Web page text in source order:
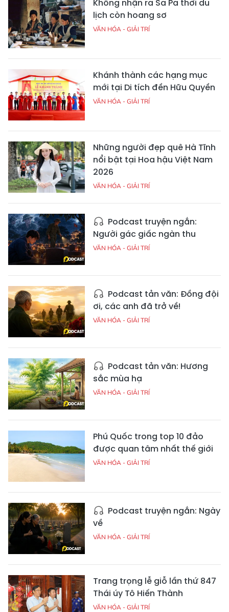
Không nhận ra Sa Pa thời du
lịch còn hoang sơ
VĂN HÓA - GIẢI TRÍ
Khánh thành các hạng mục
mới tại Di tích đền Hữu Quyền
VĂN HÓA - GIẢI TRÍ
Những người đẹp quê Hà Tĩnh
nổi bật tại Hoa hậu Việt Nam
2026
VĂN HÓA - GIẢI TRÍ
Podcast truyện ngắn:
Người gác giấc ngàn thu
VĂN HÓA - GIẢI TRÍ
Podcast tản văn: Đồng đội
ơi, các anh đã trở về!
VĂN HÓA - GIẢI TRÍ
Podcast tản văn: Hương
sắc mùa hạ
VĂN HÓA - GIẢI TRÍ
Phú Quốc trong top 10 đảo
được quan tâm nhất thế giới
VĂN HÓA - GIẢI TRÍ
Podcast truyện ngắn: Ngày
về
VĂN HÓA - GIẢI TRÍ
Trang trọng lễ giỗ lần thứ 847
Thái úy Tô Hiến Thành
VĂN HÓA - GIẢI TRÍ